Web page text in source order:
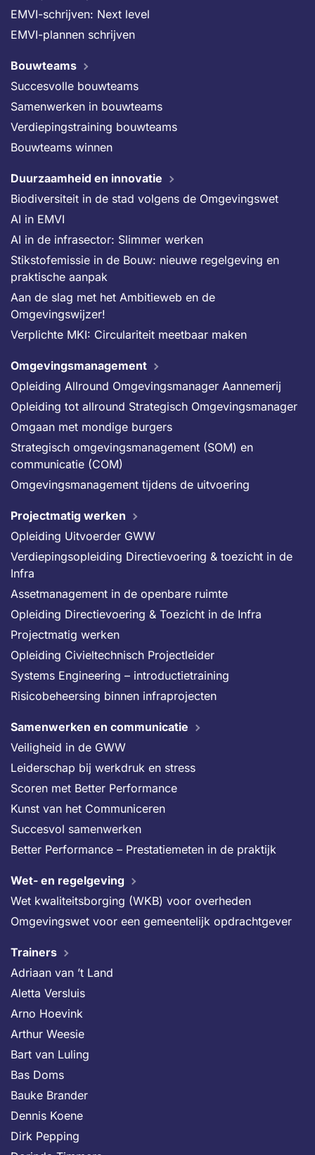
EMVI-schrijven: Next level
EMVI-plannen schrijven
Bouwteams
Succesvolle bouwteams
Samenwerken in bouwteams
Verdiepingstraining bouwteams
Bouwteams winnen
Duurzaamheid en innovatie
Biodiversiteit in de stad volgens de Omgevingswet
AI in EMVI
AI in de infrasector: Slimmer werken
Stikstofemissie in de Bouw: nieuwe regelgeving en
praktische aanpak
Aan de slag met het Ambitieweb en de
Omgevingswijzer!
Verplichte MKI: Circulariteit meetbaar maken
Omgevingsmanagement
Opleiding Allround Omgevingsmanager Aannemerij
Opleiding tot allround Strategisch Omgevingsmanager
Omgaan met mondige burgers
Strategisch omgevingsmanagement (SOM) en
communicatie (COM)
Omgevingsmanagement tijdens de uitvoering
Projectmatig werken
Opleiding Uitvoerder GWW
Verdiepingsopleiding Directievoering & toezicht in de
Infra
Assetmanagement in de openbare ruimte
Opleiding Directievoering & Toezicht in de Infra
Projectmatig werken
Opleiding Civieltechnisch Projectleider
Systems Engineering – introductietraining
Risicobeheersing binnen infraprojecten
Samenwerken en communicatie
Veiligheid in de GWW
Leiderschap bij werkdruk en stress
Scoren met Better Performance
Kunst van het Communiceren
Succesvol samenwerken
Better Performance – Prestatiemeten in de praktijk
Wet- en regelgeving
Wet kwaliteitsborging (WKB) voor overheden
Omgevingswet voor een gemeentelijk opdrachtgever
Trainers
Adriaan van ’t Land
Aletta Versluis
Arno Hoevink
Arthur Weesie
Bart van Luling
Bas Doms
Bauke Brander
Dennis Koene
Dirk Pepping